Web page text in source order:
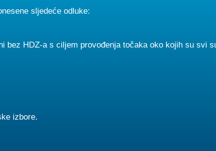
sljedeće odluke:
bez HDZ-a s ciljem provođenja točaka oko kojih su svi
izbore.